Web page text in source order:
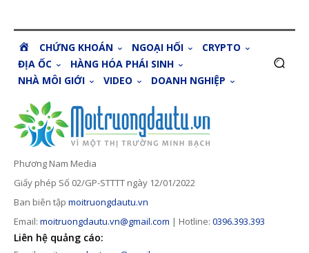
O
M
CHỨNG KHOÁN NGOẠI HỐI
CRYPTO
ĐỊA ỐC
HÀNG HÓA PHÁI SINH
NHÀ MÔI GIỚI
VIDEO DOANH NGHIỆP
Phương Nam Media
Giấy phép Số 02/GP-STTTT ngày 12/01/2022
Ban biên tập moitruongdautu.vn
Email: moitruongdautu.vn@gmail.com | Hotline: 0396.393.393
Liên hệ quảng cáo: